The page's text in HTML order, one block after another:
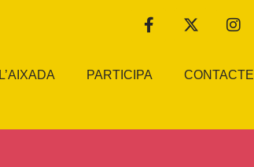
L’AIXADA PARTICIPA CONTACTE